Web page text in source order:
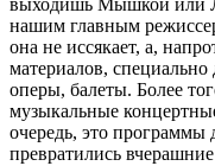
выходишь Мышкой или
нашим главным
она не иссякает, а,
материалов, специально
оперы, балеты. Более
музыкальные
очередь, это программы
превратились